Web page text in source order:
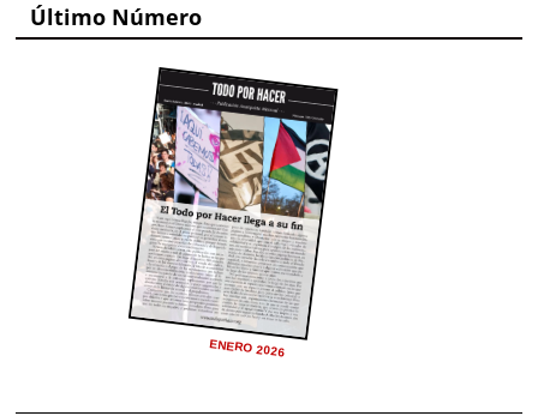
Último Número
ENERO 2026